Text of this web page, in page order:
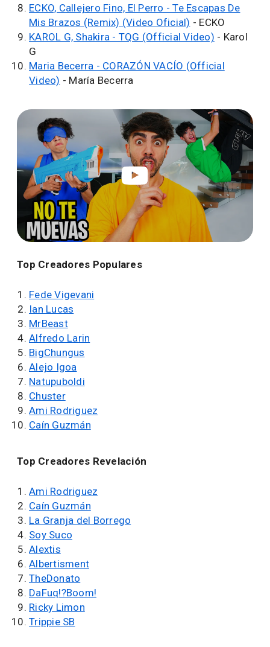
ECKO, Callejero Fino, El Perro - Te Escapas De
Mis Brazos (Remix) (Video Oficial) - ECKO
KAROL G, Shakira - TQG (Official Video) - Karol
G
Maria Becerra - CORAZÓN VACÍO (Official
Video) - María Becerra
Top Creadores Populares
Fede Vigevani
Ian Lucas
MrBeast
Alfredo Larin
BigChungus
Alejo Igoa
Natupuboldi
Chuster
Ami Rodriguez
Caín Guzmán
Top Creadores Revelación
Ami Rodriguez
Caín Guzmán
La Granja del Borrego
Soy Suco
Alextis
Albertisment
TheDonato
DaFuq!?Boom!
Ricky Limon
Trippie SB